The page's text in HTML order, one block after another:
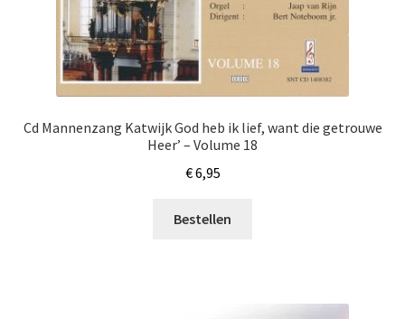
Cd Mannenzang Katwijk God heb ik lief, want die getrouwe
Heer’ – Volume 18
€6,95
Bestellen